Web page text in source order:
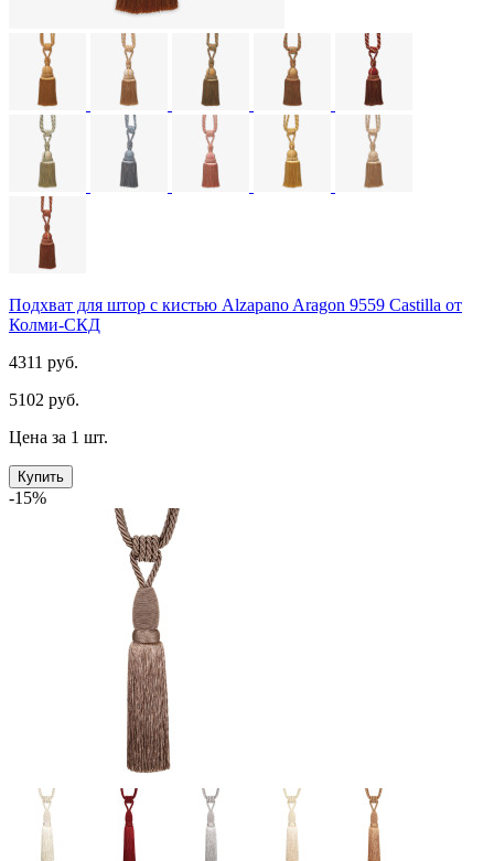
Подхват для штор с кистью Alzapano Aragon 9559 Castilla от
Колми-СКД
4311 руб.
5102 руб.
Цена за 1 шт.
Купить
-15%